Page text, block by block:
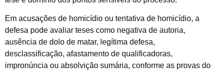
Em acusações de homicídio ou tentativa de homicídio, a
defesa pode avaliar teses como negativa de autoria,
ausência de dolo de matar, legítima defesa,
desclassificação, afastamento de qualificadoras,
impronúncia ou absolvição sumária, conforme as provas do